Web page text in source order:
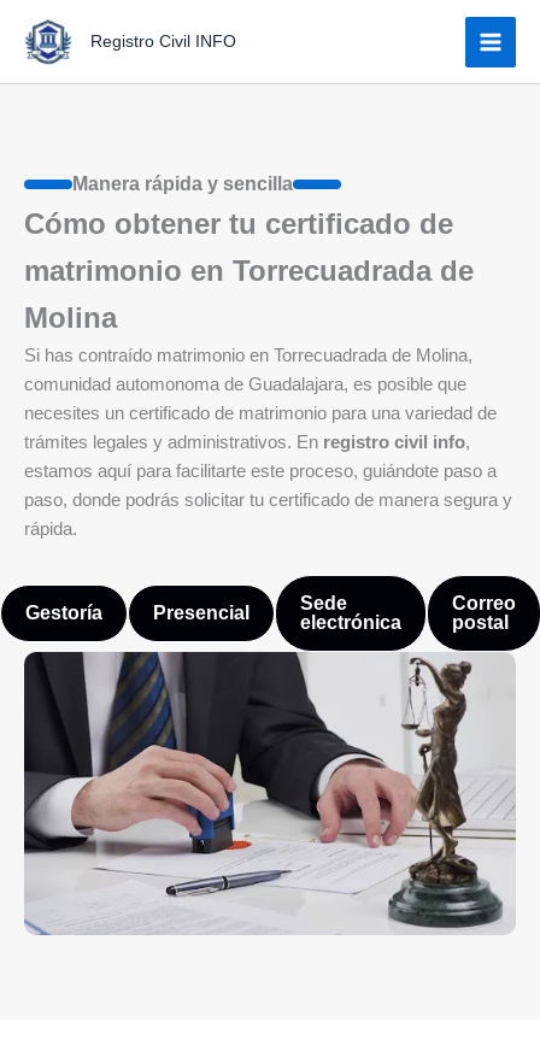
contenido
Registro Civil INFO
Manera rápida y sencilla
Cómo obtener tu certificado de
matrimonio en Torrecuadrada de
Molina
Si has contraído matrimonio en Torrecuadrada de Molina,
comunidad automonoma de Guadalajara, es posible que
necesites un certificado de matrimonio para una variedad de
trámites legales y administrativos. En registro civil info,
estamos aquí para facilitarte este proceso, guiándote paso a
paso, donde podrás solicitar tu certificado de manera segura y
rápida.
Gestoría Presencial
Sede
electrónica
Correo
postal